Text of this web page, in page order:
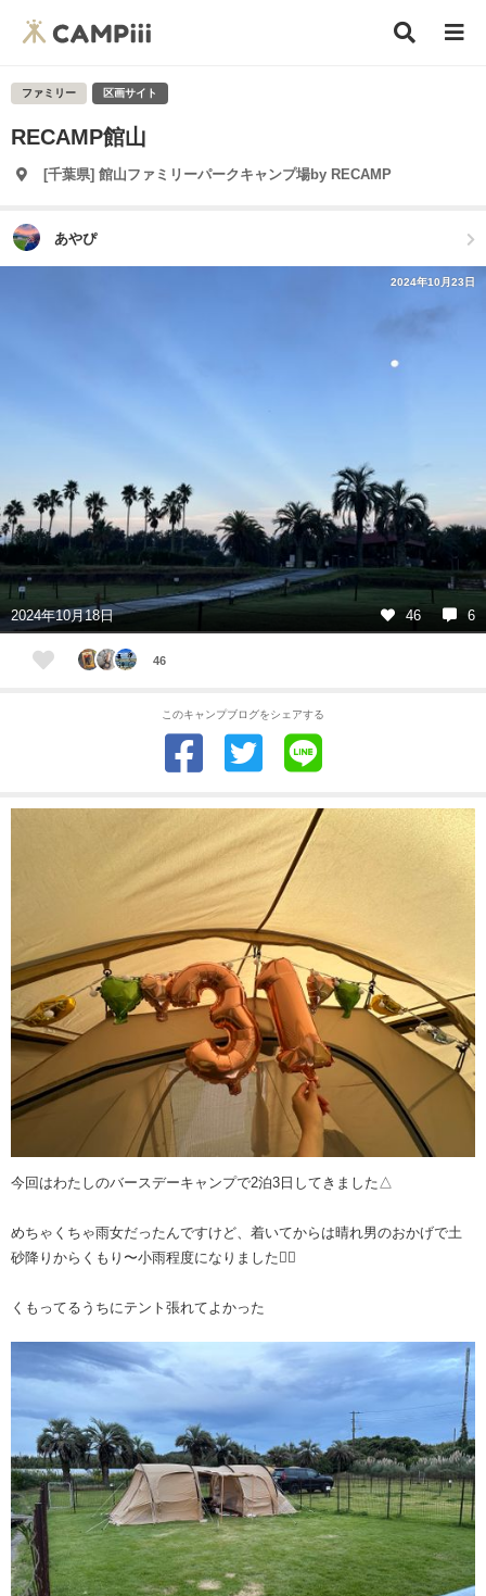
ファミリー 区画サイト
RECAMP館山
[千葉県] 館山ファミリーパークキャンプ場by RECAMP
あやぴ
2024年10月23日
2024年10月18日 46 6
46
このキャンプブログをシェアする
今回はわたしのバースデーキャンプで2泊3日してきました△
めちゃくちゃ雨女だったんですけど、着いてからは晴れ男のおかげで土
砂降りからくもり〜小雨程度になりました👍🏻
くもってるうちにテント張れてよかった